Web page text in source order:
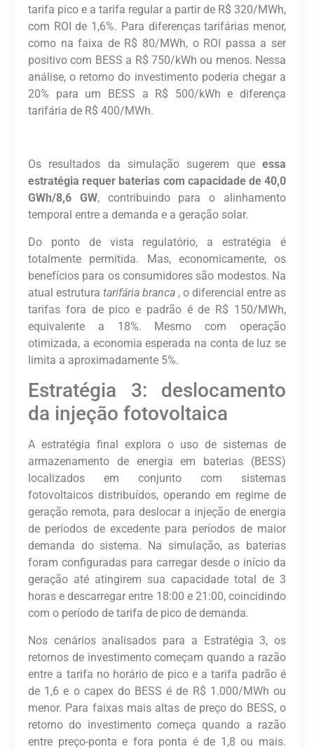
tarifa pico e a tarifa regular a partir de R$ 320/MWh,
com ROI de 1,6%. Para diferenças tarifárias menor,
como na faixa de R$ 80/MWh, o ROI passa a ser
positivo com BESS a R$ 750/kWh ou menos. Nessa
análise, o retorno do investimento poderia chegar a
20% para um BESS a R$ 500/kWh e diferença
tarifária de R$ 400/MWh.
Os resultados da simulação sugerem que essa
estratégia requer baterias com capacidade de 40,0
GWh/8,6 GW, contribuindo para o alinhamento
temporal entre a demanda e a geração solar.
Do ponto de vista regulatório, a estratégia é
totalmente permitida. Mas, economicamente, os
benefícios para os consumidores são modestos. Na
atual estrutura tarifária branca , o diferencial entre as
tarifas fora de pico e padrão é de R$ 150/MWh,
equivalente a 18%. Mesmo com operação
otimizada, a economia esperada na conta de luz se
limita a aproximadamente 5%.
Estratégia 3: deslocamento
da injeção fotovoltaica
A estratégia final explora o uso de sistemas de
armazenamento de energia em baterias (BESS)
localizados em conjunto com sistemas
fotovoltaicos distribuídos, operando em regime de
geração remota, para deslocar a injeção de energia
de períodos de excedente para períodos de maior
demanda do sistema. Na simulação, as baterias
foram configuradas para carregar desde o início da
geração até atingirem sua capacidade total de 3
horas e descarregar entre 18:00 e 21:00, coincidindo
com o período de tarifa de pico de demanda.
Nos cenários analisados para a Estratégia 3, os
retornos de investimento começam quando a razão
entre a tarifa no horário de pico e a tarifa padrão é
de 1,6 e o capex do BESS é de R$ 1.000/MWh ou
menor. Para faixas mais altas de preço do BESS, o
retorno do investimento começa quando a razão
entre preço-ponta e fora ponta é de 1,8 ou mais.